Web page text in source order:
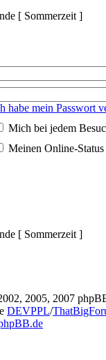
[ Sommerzeit ]
habe mein Passwort
Mich bei jedem
Meinen Online-
[ Sommerzeit ]
2005, 2007
DEVPPL/